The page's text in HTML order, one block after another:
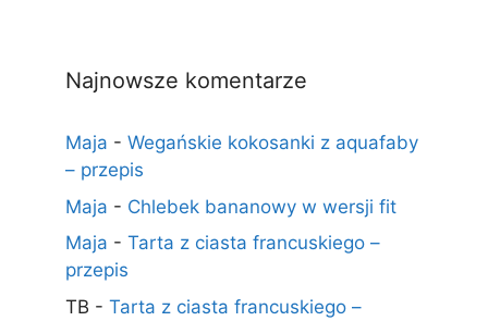
Najnowsze komentarze
Maja - Wegańskie kokosanki z aquafaby
– przepis
Maja - Chlebek bananowy w wersji fit
Maja - Tarta z ciasta francuskiego –
przepis
TB - Tarta z ciasta francuskiego –